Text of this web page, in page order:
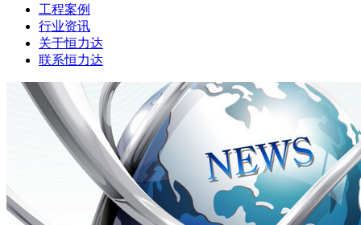
工程案例
行业资讯
关于恒力达
联系恒力达